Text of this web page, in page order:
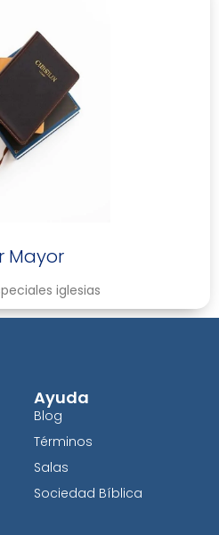
Mayor
iglesias
Ayuda
Blog
Términos
Salas
Sociedad Bíblica